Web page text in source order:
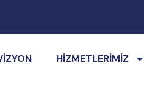
HIZMETLERIMIZ